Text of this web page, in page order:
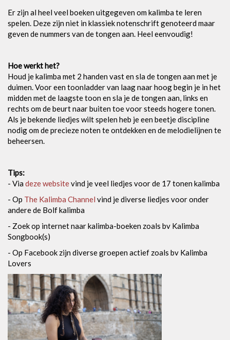
Er zijn al heel veel boeken uitgegeven om kalimba te leren
spelen. Deze zijn niet in klassiek notenschrift genoteerd maar
geven de nummers van de tongen aan. Heel eenvoudig!
Hoe werkt het?
Houd je kalimba met 2 handen vast en sla de tongen aan met je
duimen. Voor een toonladder van laag naar hoog begin je in het
midden met de laagste toon en sla je de tongen aan, links en
rechts om de beurt naar buiten toe voor steeds hogere tonen.
Als je bekende liedjes wilt spelen heb je een beetje discipline
nodig om de precieze noten te ontdekken en de melodielijnen te
beheersen.
Tips:
- Via deze websitevind je veel liedjes voor de 17 tonen kalimba
- Op The Kalimba Channel vind je diverse liedjes voor onder
andere de Bolf kalimba
- Zoek op internet naar kalimba-boeken zoals bv Kalimba
Songbook(s)
- Op Facebook zijn diverse groepen actief zoals bv Kalimba
Lovers